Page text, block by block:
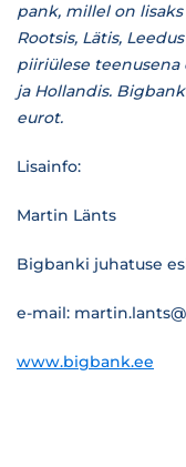
pank, millel on
Rootsis, Lätis,
piiriülese teenusena
ja Hollandis.
eurot.
Lisainfo:
Martin Länts
Bigbanki juhatuse
e-mail:
www.bigbank.ee